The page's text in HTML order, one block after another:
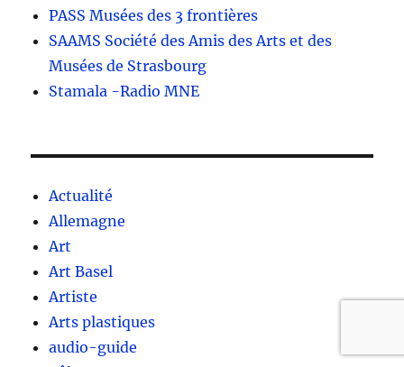
PASS Musées des 3 frontières
SAAMS Société des Amis des Arts et des
Musées de Strasbourg
Stamala -Radio MNE
Actualité
Allemagne
Art
Art Basel
Artiste
Arts plastiques
audio-guide